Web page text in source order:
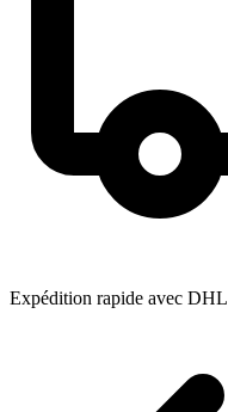
Expédition rapide avec DHL